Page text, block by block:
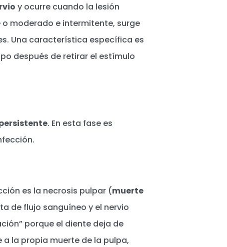
y ocurre cuando la lesión
o moderado e intermitente, surge
Una característica específica es
después de retirar el estímulo
. En esta fase es
es la necrosis pulpar (muerte
de flujo sanguíneo y el nervio
porque el diente deja de
la propia muerte de la pulpa,